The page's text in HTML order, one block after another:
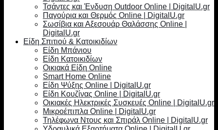
Τσάντες και Ένδυση Outdoor Online | DigitalU.gr
Παγούρια και Θερμός Online | DigitalU.gr
Σωσίβια και Αξεσουάρ Θαλάσσης Online |
DigitalU.gr
Είδη Σπιτιού & Κατοικιδίων
Είδη Μπάνιου
Είδη Κατοικιδίων
Οικιακά Είδη Online
Smart Home Online
Είδη Ψύξης Online | DigitalU.gr
Είδη Κουζίνας Online | DigitalU.gr
Οικιακές Ηλεκτρικές Συσκευές Online | DigitalU.gr
Μικροέπιπλα Online | DigitalU.gr
Τηλέφωνα Ντους και Σπιράλ Online | DigitalU.gr